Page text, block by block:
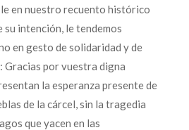
en nuestro recuento histórico
intención, le tendemos
en gesto de solidaridad y de
Gracias por vuestra digna
la esperanza presente de
de la cárcel, sin la tragedia
que yacen en las